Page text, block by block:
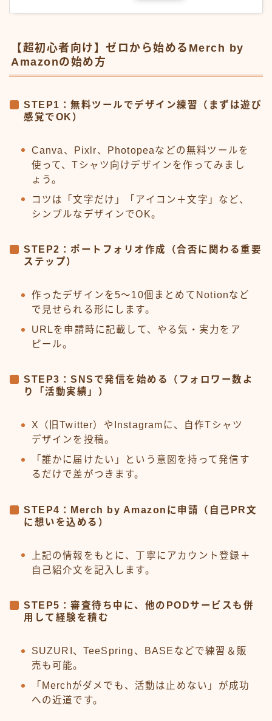
【超初心者向け】ゼロから始めるMerch by
Amazonの始め方
STEP1：無料ツールでデザイン練習（まずは遊び
感覚でOK）
Canva、Pixlr、Photopeaなどの無料ツールを
使って、Tシャツ向けデザインを作ってみまし
ょう。
コツは「文字だけ」「アイコン＋文字」など、
シンプルなデザインでOK。
STEP2：ポートフォリオ作成（合否に関わる重要
ステップ）
作ったデザインを5〜10個まとめてNotionなど
で見せられる形にします。
URLを申請時に記載して、やる気・実力をア
ピール。
STEP3：SNSで発信を始める（フォロワー数よ
り「活動実績」）
X（旧Twitter）やInstagramに、自作Tシャツ
デザインを投稿。
「誰かに届けたい」という意図を持って発信す
るだけで差がつきます。
STEP4：Merch by Amazonに申請（自己PR文
に想いを込める）
上記の情報をもとに、丁寧にアカウント登録＋
自己紹介文を記入します。
STEP5：審査待ち中に、他のPODサービスも併
用して経験を積む
SUZURI、TeeSpring、BASEなどで練習＆販
売も可能。
「Merchがダメでも、活動は止めない」が成功
への近道です。